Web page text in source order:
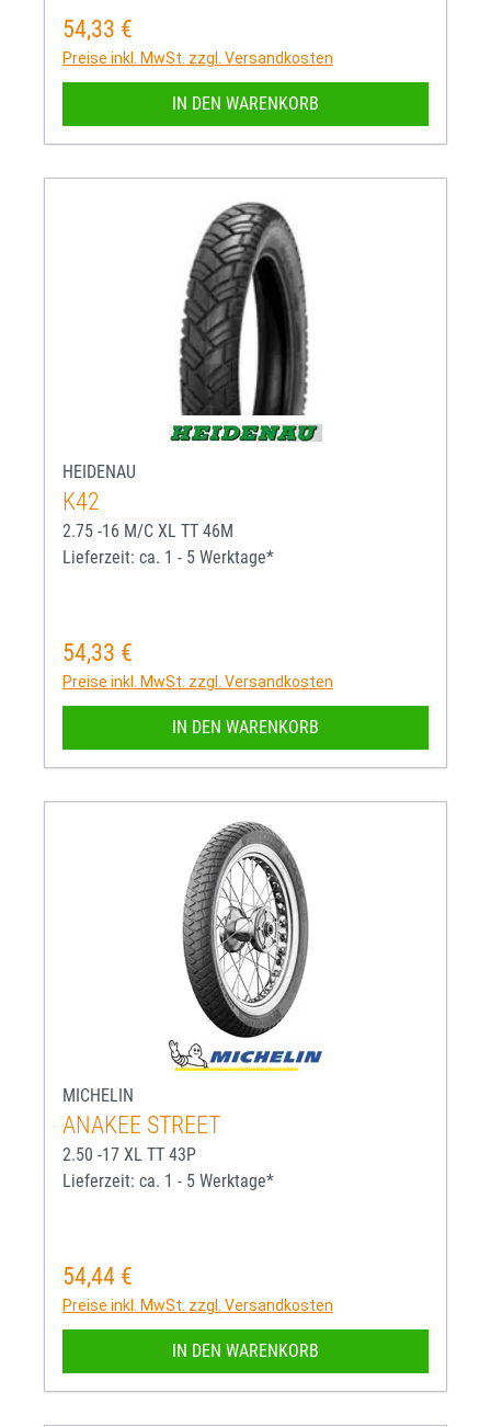
Regulärer Preis:
54,33 €
Preise inkl. MwSt. zzgl. Versandkosten
IN DEN WARENKORB
HEIDENAU
K42
2.75 -16 M/C XL TT 46M
Lieferzeit: ca. 1 - 5 Werktage*
Regulärer Preis:
54,33 €
Preise inkl. MwSt. zzgl. Versandkosten
IN DEN WARENKORB
MICHELIN
ANAKEE STREET
2.50 -17 XL TT 43P
Lieferzeit: ca. 1 - 5 Werktage*
Regulärer Preis:
54,44 €
Preise inkl. MwSt. zzgl. Versandkosten
IN DEN WARENKORB